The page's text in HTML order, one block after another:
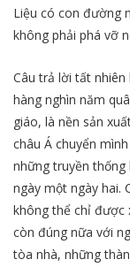
Liệu có con đường
không phải phá vỡ
Câu trả lời tất nhiên
hàng nghìn năm
giáo, là nền sản
châu Á chuyển
những truyền
ngày một ngày hai.
không thể chỉ được
còn đúng nữa với
tòa nhà, những